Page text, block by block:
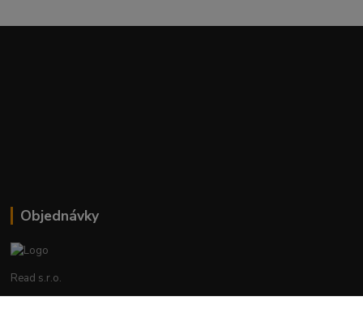
Objednávky
Read s.r.o.